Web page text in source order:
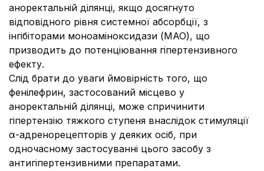
аноректальній ділянці, якщо досягнуто
відповідного рівня системної абсорбції, з
інгібіторами моноаміноксидази (МАО), що
призводить до потенціювання гіпертензивного
ефекту.
Слід брати до уваги ймовірність того, що
фенілефрин, застосований місцево у
аноректальній ділянці, може спричинити
гіпертензію тяжкого ступеня внаслідок стимуляції
α-адренорецепторів у деяких осіб, при
одночасному застосуванні цього засобу з
антигіпертензивними препаратами.